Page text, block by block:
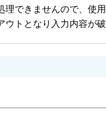
できませんので、使用
トとなり入力内容が